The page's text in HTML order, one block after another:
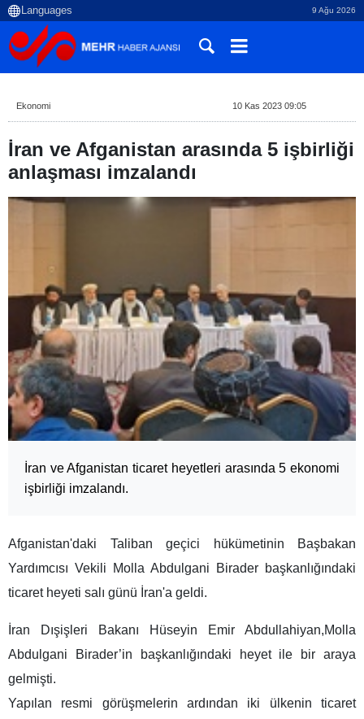
9 Ağu 2026
Ekonomi 10 Kas 2023 09:05
İran ve Afganistan arasında 5 işbirliği
anlaşması imzalandı
İran ve Afganistan ticaret heyetleri arasında 5 ekonomi
işbirliği imzalandı.
Afganistan'daki Taliban geçici hükümetinin Başbakan
Yardımcısı Vekili Molla Abdulgani Birader başkanlığındaki
ticaret heyeti salı günü İran'a geldi.
İran Dışişleri Bakanı Hüseyin Emir Abdullahiyan,Molla
Abdulgani Birader’in başkanlığındaki heyet ile bir araya
gelmişti.
Yapılan resmi görüşmelerin ardından iki ülkenin ticaret